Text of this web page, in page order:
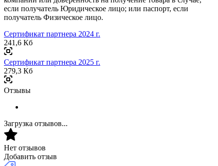
если получатель Юридическое лицо; или паспорт, если
получатель Физическое лицо.
Сертификат партнера 2024 г.
241,6 Кб
Сертификат партнера 2025 г.
279,3 Кб
Отзывы
Загрузка отзывов...
Нет отзывов
Добавить отзыв